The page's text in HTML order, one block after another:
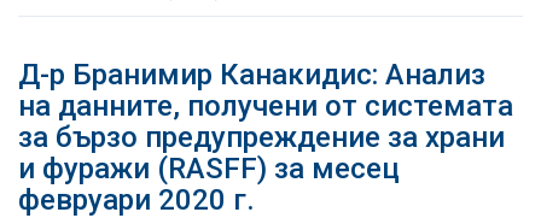
Д-р Бранимир Канакидис: Анализ
на данните, получени от системата
за бързо предупреждение за храни
и фуражи (RASFF) за месец
февруари 2020 г.